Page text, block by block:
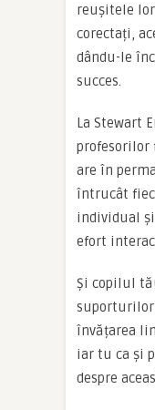
reușitele
corectați,
dându-le
succes.
La Stewart
profesorilor
are în
întrucât
individual
efort
Și copilul
suporturilor
învățarea
iar tu ca și
despre